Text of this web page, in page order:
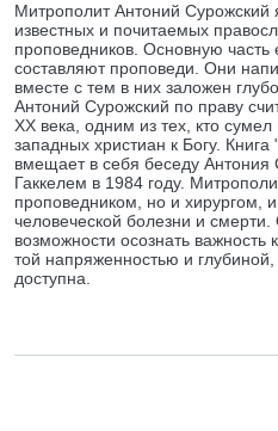
Митрополит Антоний Сурожский
известных и почитаемых
проповедников. Основную часть
составляют проповеди. Они
вместе с тем в них заложен
Антоний Сурожский по праву
ХХ века, одним из тех, кто сумел
западных христиан к Богу.
вмещает в себя беседу Антония
Гаккелем в 1984 году.
проповедником, но и хирургом,
человеческой болезни и смерти.
возможности осознать
той напряженностью и
доступна.